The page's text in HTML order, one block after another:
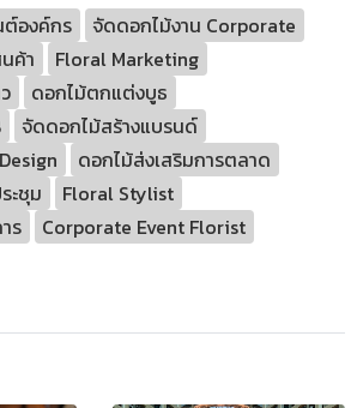
ต์องค์กร
จัดดอกไม้งาน Corporate
ค้า
Floral Marketing
ดอกไม้ตกแต่งบูธ
จัดดอกไม้สร้างแบรนด์
ดอกไม้ส่งเสริมการตลาด
ะชุม
Floral Stylist
ร
Corporate Event Florist